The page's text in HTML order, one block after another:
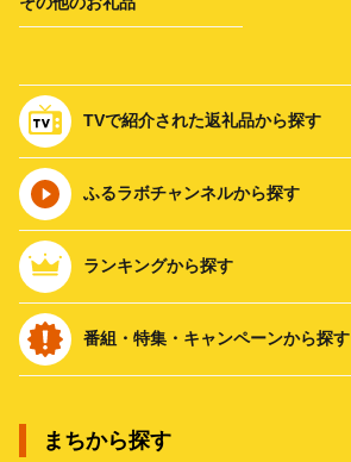
TVで紹介された返礼品から探す
ふるラボチャンネルから探す
ランキングから探す
番組・特集・キャンペーンから探す
まちから探す